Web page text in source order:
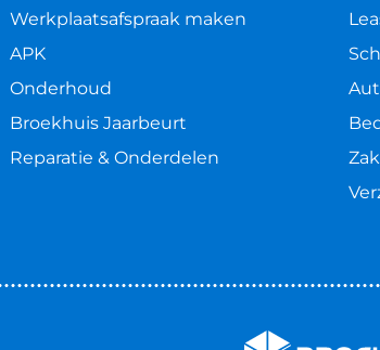
Werkplaatsafspraak maken
APK
Onderhoud
Broekhuis Jaarbeurt
Reparatie & Onderdelen